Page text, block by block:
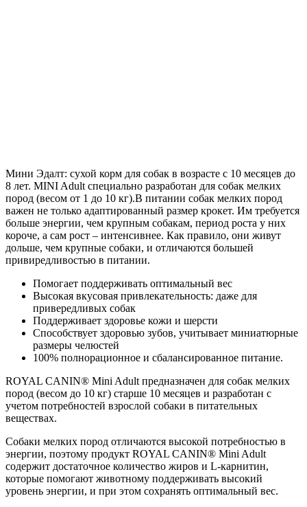
Мини Эдалт: сухой корм для собак в возрасте c 10 месяцев до
8 лет. MINI Adult специально разработан для собак мелких
пород (весом от 1 до 10 кг).В питании собак мелких пород
важен не только адаптированный размер крокет. Им требуется
больше энергии, чем крупным собакам, период роста у них
короче, а сам рост – интенсивнее. Как правило, они живут
дольше, чем крупные собаки, и отличаются большей
привиредливостью в питании.
Помогает поддерживать оптимальный вес
Высокая вкусовая привлекательность: даже для
привередливых собак
Поддерживает здоровье кожи и шерсти
Способствует здоровью зубов, учитывает миниатюрные
размеры челюстей
100% полнорационное и сбалансированное питание.
ROYAL CANIN® Mini Adult предназначен для собак мелких
пород (весом до 10 кг) старше 10 месяцев и разработан с
учетом потребностей взрослой собаки в питательных
веществах.
Собаки мелких пород отличаются высокой потребностью в
энергии, поэтому продукт ROYAL CANIN® Mini Adult
содержит достаточное количество жиров и L-карнитин,
которые помогают животному поддерживать высокий
уровень энергии, и при этом сохранять оптимальный вес.